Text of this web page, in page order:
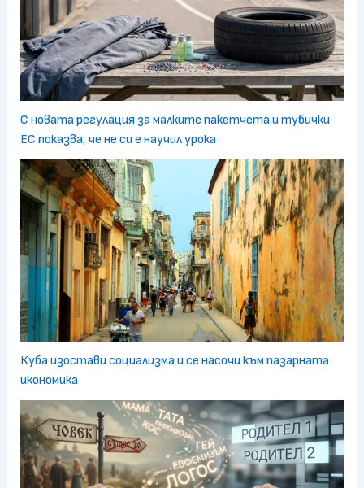
С новата регулация за малките пакетчета и тубички
ЕС показва, че не си е научил урока
Куба изостави социализма и се насочи към пазарната
икономика